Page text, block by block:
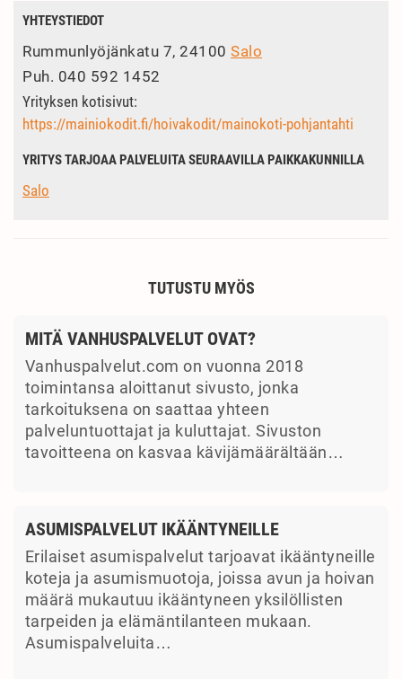
YHTEYSTIEDOT
Rummunlyöjänkatu 7, 24100 Salo
Puh. 040 592 1452
Yrityksen kotisivut:
https://mainiokodit.fi/hoivakodit/mainokoti-pohjantahti
YRITYS TARJOAA PALVELUITA SEURAAVILLA PAIKKAKUNNILLA
Salo
TUTUSTU MYÖS
MITÄ VANHUSPALVELUT OVAT?
Vanhuspalvelut.com on vuonna 2018
toimintansa aloittanut sivusto, jonka
tarkoituksena on saattaa yhteen
palveluntuottajat ja kuluttajat. Sivuston
tavoitteena on kasvaa kävijämäärältään…
ASUMISPALVELUT IKÄÄNTYNEILLE
Erilaiset asumispalvelut tarjoavat ikääntyneille
koteja ja asumismuotoja, joissa avun ja hoivan
määrä mukautuu ikääntyneen yksilöllisten
tarpeiden ja elämäntilanteen mukaan.
Asumispalveluita…